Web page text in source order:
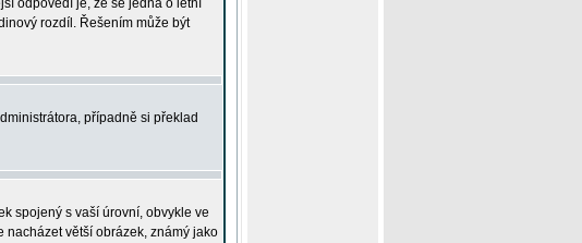
odpovědí je, že se jedná o letní
rozdíl. Řešením může být
případně si překlad
spojený s vaší úrovní, obvykle ve
větší obrázek, známý jako